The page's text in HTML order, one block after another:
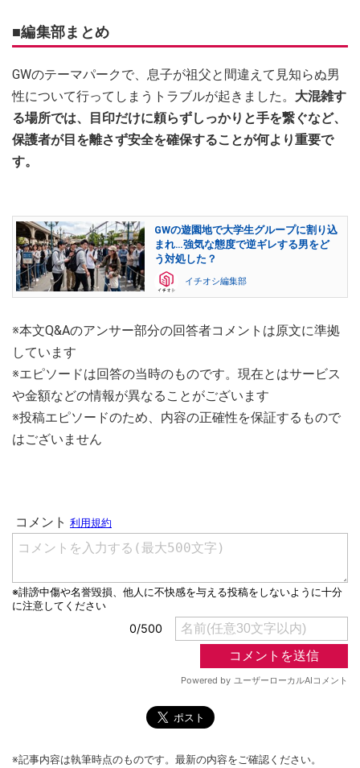
■編集部まとめ
GWのテーマパークで、息子が祖父と間違えて見知らぬ男
性について行ってしまうトラブルが起きました。 大混雑す
る場所では、目印だけに頼らずしっかりと手を繋ぐなど、
保護者が目を離さず安全を確保することが何より重要で
す。
GWの遊園地で大学生グループに割り込
まれ…強気な態度で逆ギレする男をど
う対処した？
イチオシ編集部
※本文Q&Aのアンサー部分の回答者コメントは原文に準拠
しています
※エピソードは回答の当時のものです。現在とはサービス
や金額などの情報が異なることがございます
※投稿エピソードのため、内容の正確性を保証するもので
はございません
※記事内容は執筆時点のものです。最新の内容をご確認ください。